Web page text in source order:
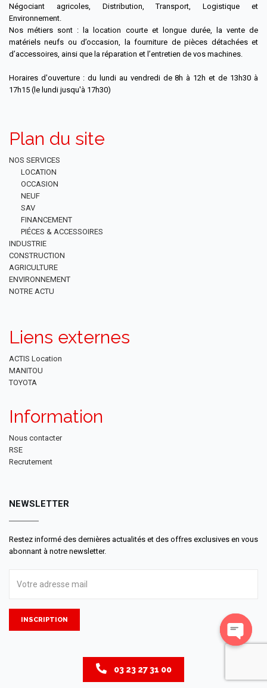
Négociant agricoles, Distribution, Transport, Logistique et
Environnement.
Nos métiers sont : la location courte et longue durée, la vente de
matériels neufs ou d’occasion, la fourniture de pièces détachées et
d’accessoires, ainsi que la réparation et l’entretien de vos machines.
Horaires d'ouverture : du lundi au vendredi de 8h à 12h et de 13h30 à
17h15 (le lundi jusqu'à 17h30)
Plan du site
NOS SERVICES
LOCATION
OCCASION
NEUF
SAV
FINANCEMENT
PIÉCES & ACCESSOIRES
INDUSTRIE
CONSTRUCTION
AGRICULTURE
ENVIRONNEMENT
NOTRE ACTU
Liens externes
ACTIS Location
MANITOU
TOYOTA
Information
Nous contacter
RSE
Recrutement
NEWSLETTER
Restez informé des dernières actualités et des offres exclusives en vous
abonnant à notre newsletter.
INSCRIPTION
03 23 27 31 00
Open